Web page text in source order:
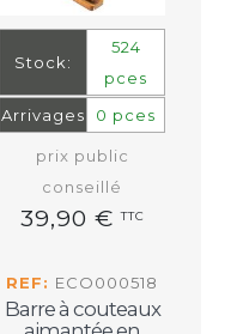
Stock:
524
pces
Arrivages
0 pces
prix public
conseillé
39,90 €TTC
REF: ECO000518
Barre à couteaux